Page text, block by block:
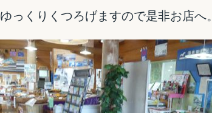
ゆっくりくつろげますので是非お店へ。